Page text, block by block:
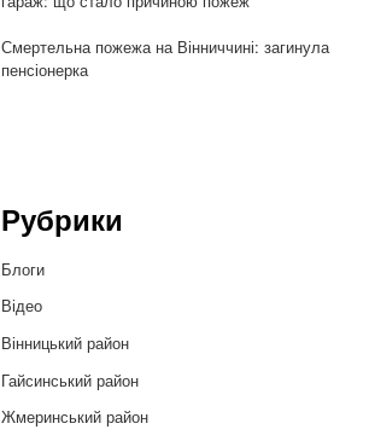
Смертельна пожежа на Вінниччині: загинула
пенсіонерка
Рубрики
Блоги
Відео
Вінницький район
Гайсинський район
Жмеринський район